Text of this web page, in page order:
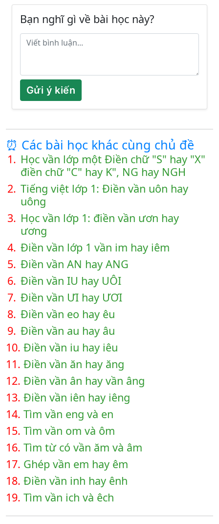
Bạn nghĩ gì về bài học này?
Gửi ý kiến
⏰ Các bài học khác cùng chủ đề
1. Học vần lớp một Điền chữ "S" hay "X"
điền chữ "C" hay K", NG hay NGH
2. Tiếng việt lớp 1: Điền vần uôn hay
uông
3. Học vần lớp 1: điền vần ươn hay
ương
4. Điền vần lớp 1 vần im hay iêm
5. Điền vần AN hay ANG
6. Điền vần IU hay UÔI
7. Điền vần ƯI hay ƯƠI
8. Điền vần eo hay êu
9. Điền vần au hay âu
10. Điền vần iu hay iêu
11. Điền vần ăn hay ăng
12. Điền vần ân hay vần âng
13. Điền vần iên hay iêng
14. Tìm vần eng và en
15. Tìm vần om và ôm
16. Tìm từ có vần ăm và âm
17. Ghép vần em hay êm
18. Điền vần inh hay ênh
19. Tìm vần ich và êch